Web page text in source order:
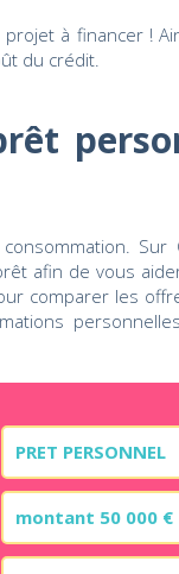
à financer !
du crédit.
Sur
afin de vous
comparer les